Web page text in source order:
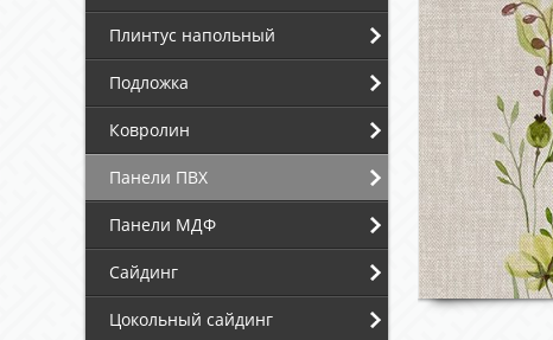
Плинтус напольный
Подложка
Ковролин
Панели ПВХ
Панели МДФ
Сайдинг
Цокольный сайдинг